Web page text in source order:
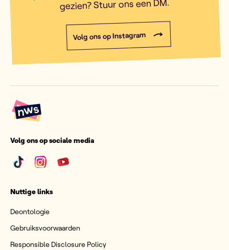
gezien? Stuur ons een DM.
Volg ons op Instagram
Volg ons op sociale media
Nuttige links
Deontologie
Gebruiksvoorwaarden
Responsible Disclosure Policy